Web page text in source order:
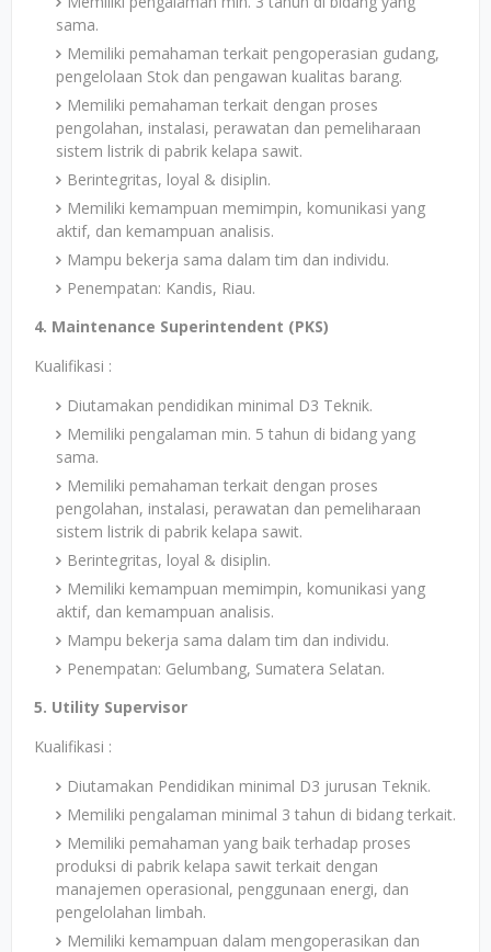
sama.
Memiliki pemahaman terkait pengoperasian gudang,
pengelolaan Stok dan pengawan kualitas barang.
Memiliki pemahaman terkait dengan proses
pengolahan, instalasi, perawatan dan pemeliharaan
sistem listrik di pabrik kelapa sawit.
Berintegritas, loyal & disiplin.
Memiliki kemampuan memimpin, komunikasi yang
aktif, dan kemampuan analisis.
Mampu bekerja sama dalam tim dan individu.
Penempatan: Kandis, Riau.
4. Maintenance Superintendent (PKS)
Kualifikasi :
Diutamakan pendidikan minimal D3 Teknik.
Memiliki pengalaman min. 5 tahun di bidang yang
sama.
Memiliki pemahaman terkait dengan proses
pengolahan, instalasi, perawatan dan pemeliharaan
sistem listrik di pabrik kelapa sawit.
Berintegritas, loyal & disiplin.
Memiliki kemampuan memimpin, komunikasi yang
aktif, dan kemampuan analisis.
Mampu bekerja sama dalam tim dan individu.
Penempatan: Gelumbang, Sumatera Selatan.
5. Utility Supervisor
Kualifikasi :
Diutamakan Pendidikan minimal D3 jurusan Teknik.
Memiliki pengalaman minimal 3 tahun di bidang terkait.
Memiliki pemahaman yang baik terhadap proses
produksi di pabrik kelapa sawit terkait dengan
manajemen operasional, penggunaan energi, dan
pengelolahan limbah.
Memiliki kemampuan dalam mengoperasikan dan